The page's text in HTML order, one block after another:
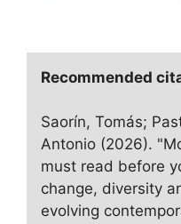
Recommended
Saorín, Tomás;
Antonio (2026).
must read before
change, diversity
evolving